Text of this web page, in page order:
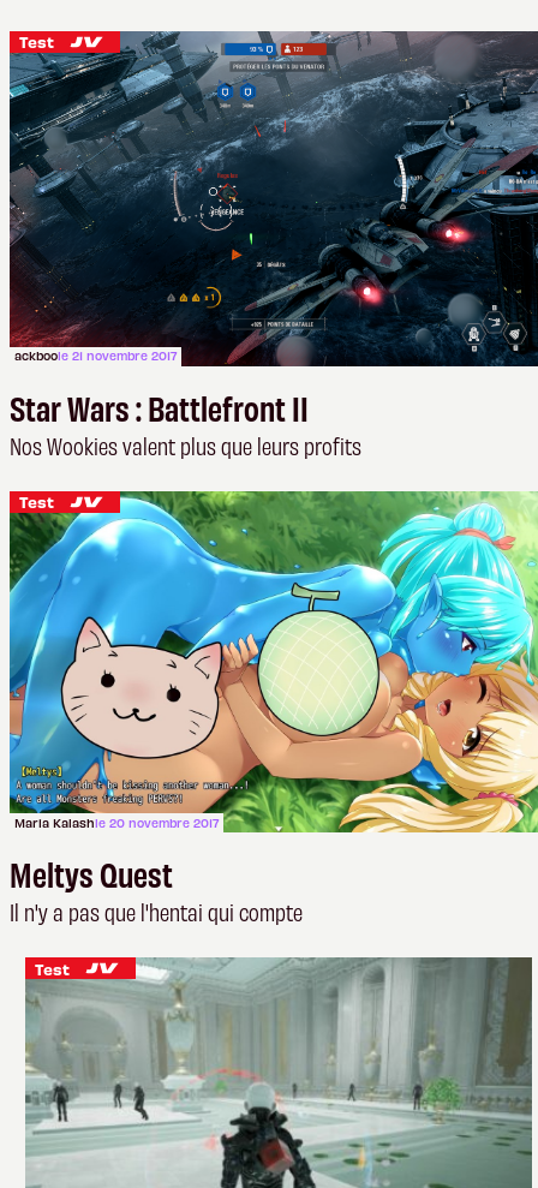
Test
ackboole 21 novembre 2017
Star Wars : Battlefront II
Nos Wookies valent plus que leurs profits
Test
Maria Kalashle 20 novembre 2017
Meltys Quest
Il n'y a pas que l'hentai qui compte
Test